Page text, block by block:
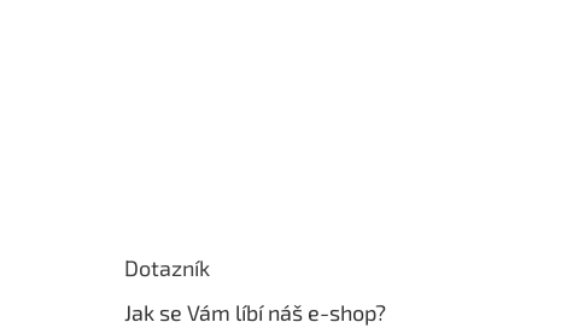
Dotazník
Jak se Vám líbí náš e-shop?